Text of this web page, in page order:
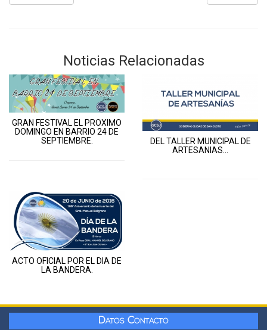
Noticias Relacionadas
GRAN FESTIVAL EL PROXIMO
DOMINGO EN BARRIO 24 DE
SEPTIEMBRE.
DEL TALLER MUNICIPAL DE
ARTESANIAS…
ACTO OFICIAL POR EL DIA DE
LA BANDERA.
Datos Contacto